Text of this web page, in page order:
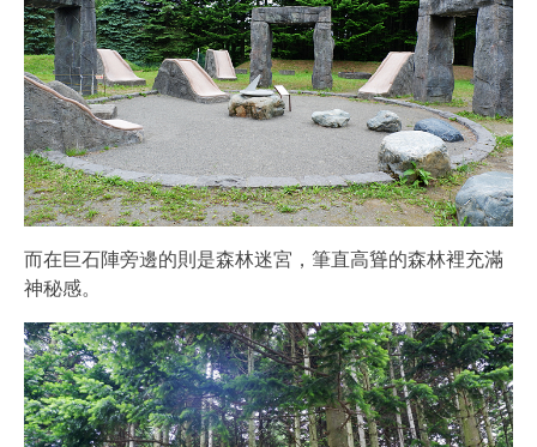
而在巨石陣旁邊的則是森林迷宮，筆直高聳的森林裡充滿
神秘感。